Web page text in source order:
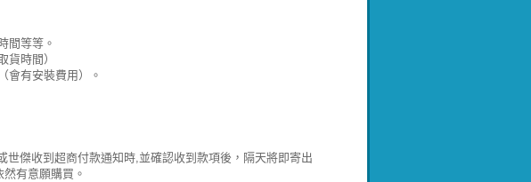
間等等。
時間）
會有安裝費用）。
傑收到超商付款通知時,並確認收到款項後，隔天將即寄出
有意願購買。